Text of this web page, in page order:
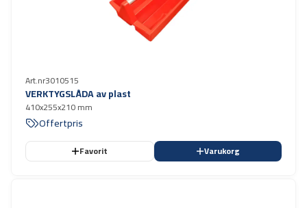
Art.nr3010515
VERKTYGSLÅDA av plast
410x255x210 mm
Offertpris
Favorit Varukorg